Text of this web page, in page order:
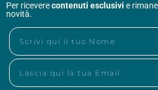
Per riceverecontenuti esclusivi e
novità.